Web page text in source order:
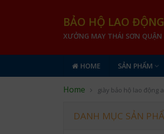
BẢO HỘ LAO
XƯỞNG MAY THÁI SƠN QUẬN
HOME SẢN PHẨM
Home giày bảo hộ lao động
DANH MỤC SẢN